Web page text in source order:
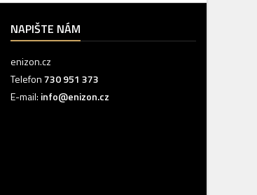
NAPIŠTE NÁM
enizon.cz
Telefon730 951 373‬
E-mail: info@enizon.cz